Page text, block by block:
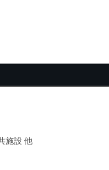
施設 他